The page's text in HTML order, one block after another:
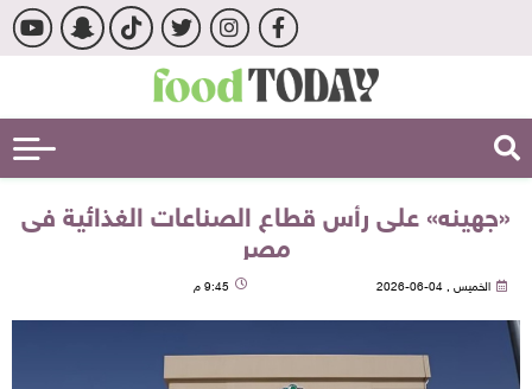
«جهينه» على رأس قطاع الصناعات الغذائية فى
مصر
الخميس , 04-06-2026 9:45 م